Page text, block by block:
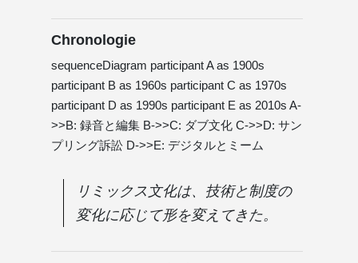
Chronologie
sequenceDiagram participant A as 1900s
participant B as 1960s participant C as 1970s
participant D as 1990s participant E as 2010s A-
>>B: 録音と編集 B->>C: ダブ文化 C->>D: サン
プリング訴訟 D->>E: デジタルとミーム
リミックス文化は、技術と制度の
変化に応じて形を変えてきた。